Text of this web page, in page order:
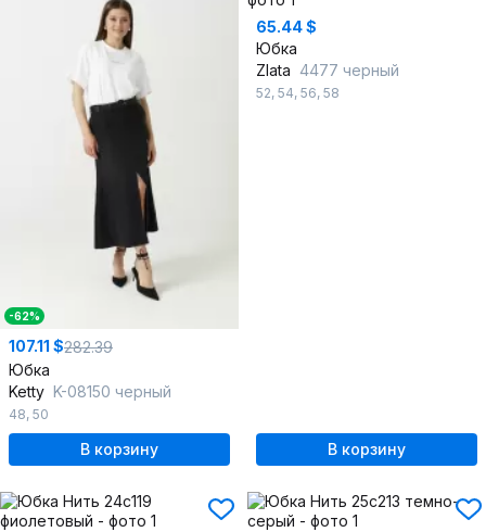
-62%
107.11 $282.39
Юбка
Ketty K-08150 черный
48, 50
В корзину
65.44 $
Юбка
Zlata 4477 черный
52, 54, 56, 58
В корзину